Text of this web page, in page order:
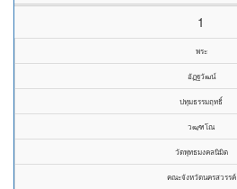
1
พระ
อัฏฐวัฒน์
ปทุมธรรมฤทธิ์
วฒฺฑโณ
วัดพุทธมงคลนิมิต
คณะจังหวัดนครสวรรค์